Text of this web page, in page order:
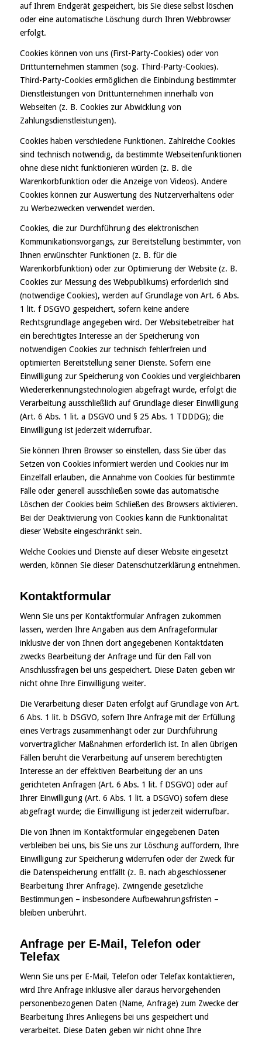
auf Ihrem Endgerät gespeichert, bis Sie diese selbst löschen
oder eine automatische Löschung durch Ihren Webbrowser
erfolgt.
Cookies können von uns (First-Party-Cookies) oder von
Drittunternehmen stammen (sog. Third-Party-Cookies).
Third-Party-Cookies ermöglichen die Einbindung bestimmter
Dienstleistungen von Drittunternehmen innerhalb von
Webseiten (z. B. Cookies zur Abwicklung von
Zahlungsdienstleistungen).
Cookies haben verschiedene Funktionen. Zahlreiche Cookies
sind technisch notwendig, da bestimmte Webseitenfunktionen
ohne diese nicht funktionieren würden (z. B. die
Warenkorbfunktion oder die Anzeige von Videos). Andere
Cookies können zur Auswertung des Nutzerverhaltens oder
zu Werbezwecken verwendet werden.
Cookies, die zur Durchführung des elektronischen
Kommunikationsvorgangs, zur Bereitstellung bestimmter, von
Ihnen erwünschter Funktionen (z. B. für die
Warenkorbfunktion) oder zur Optimierung der Website (z. B.
Cookies zur Messung des Webpublikums) erforderlich sind
(notwendige Cookies), werden auf Grundlage von Art. 6 Abs.
1 lit. f DSGVO gespeichert, sofern keine andere
Rechtsgrundlage angegeben wird. Der Websitebetreiber hat
ein berechtigtes Interesse an der Speicherung von
notwendigen Cookies zur technisch fehlerfreien und
optimierten Bereitstellung seiner Dienste. Sofern eine
Einwilligung zur Speicherung von Cookies und vergleichbaren
Wiedererkennungstechnologien abgefragt wurde, erfolgt die
Verarbeitung ausschließlich auf Grundlage dieser Einwilligung
(Art. 6 Abs. 1 lit. a DSGVO und § 25 Abs. 1 TDDDG); die
Einwilligung ist jederzeit widerrufbar.
Sie können Ihren Browser so einstellen, dass Sie über das
Setzen von Cookies informiert werden und Cookies nur im
Einzelfall erlauben, die Annahme von Cookies für bestimmte
Fälle oder generell ausschließen sowie das automatische
Löschen der Cookies beim Schließen des Browsers aktivieren.
Bei der Deaktivierung von Cookies kann die Funktionalität
dieser Website eingeschränkt sein.
Welche Cookies und Dienste auf dieser Website eingesetzt
werden, können Sie dieser Datenschutzerklärung entnehmen.
Kontaktformular
Wenn Sie uns per Kontaktformular Anfragen zukommen
lassen, werden Ihre Angaben aus dem Anfrageformular
inklusive der von Ihnen dort angegebenen Kontaktdaten
zwecks Bearbeitung der Anfrage und für den Fall von
Anschlussfragen bei uns gespeichert. Diese Daten geben wir
nicht ohne Ihre Einwilligung weiter.
Die Verarbeitung dieser Daten erfolgt auf Grundlage von Art.
6 Abs. 1 lit. b DSGVO, sofern Ihre Anfrage mit der Erfüllung
eines Vertrags zusammenhängt oder zur Durchführung
vorvertraglicher Maßnahmen erforderlich ist. In allen übrigen
Fällen beruht die Verarbeitung auf unserem berechtigten
Interesse an der effektiven Bearbeitung der an uns
gerichteten Anfragen (Art. 6 Abs. 1 lit. f DSGVO) oder auf
Ihrer Einwilligung (Art. 6 Abs. 1 lit. a DSGVO) sofern diese
abgefragt wurde; die Einwilligung ist jederzeit widerrufbar.
Die von Ihnen im Kontaktformular eingegebenen Daten
verbleiben bei uns, bis Sie uns zur Löschung auffordern, Ihre
Einwilligung zur Speicherung widerrufen oder der Zweck für
die Datenspeicherung entfällt (z. B. nach abgeschlossener
Bearbeitung Ihrer Anfrage). Zwingende gesetzliche
Bestimmungen – insbesondere Aufbewahrungsfristen –
bleiben unberührt.
Anfrage per E-Mail, Telefon oder
Telefax
Wenn Sie uns per E-Mail, Telefon oder Telefax kontaktieren,
wird Ihre Anfrage inklusive aller daraus hervorgehenden
personenbezogenen Daten (Name, Anfrage) zum Zwecke der
Bearbeitung Ihres Anliegens bei uns gespeichert und
verarbeitet. Diese Daten geben wir nicht ohne Ihre